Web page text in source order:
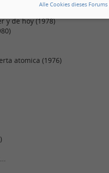
y de hoy (1978)
atomica (1976)
Alle Cookies dieses Forums